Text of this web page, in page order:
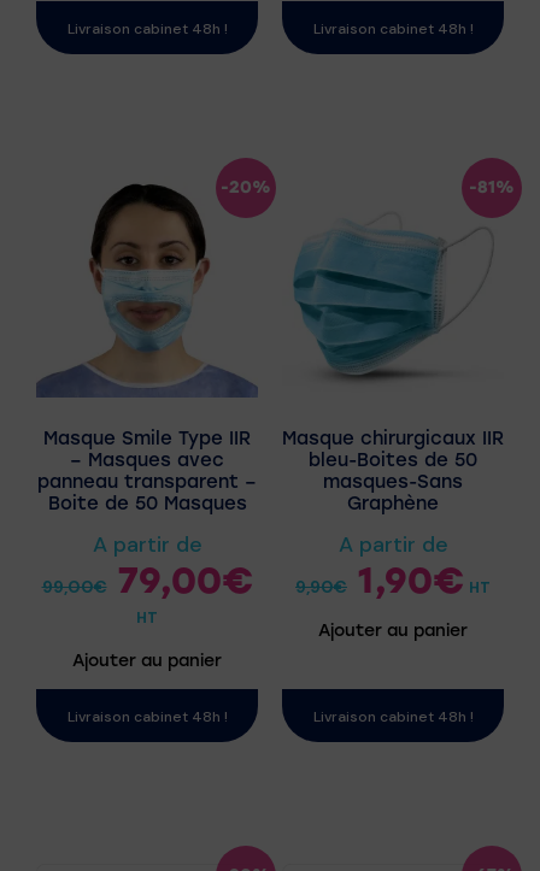
Livraison cabinet 48h ! Livraison cabinet 48h !
-20%
Masque Smile Type IIR
– Masques avec
panneau transparent –
Boite de 50 Masques
A partir de
99,00€ 79,00€
HT
Ajouter au panier
Livraison cabinet 48h !
-81%
Masque chirurgicaux IIR
bleu-Boites de 50
masques-Sans
Graphène
A partir de
9,90€ 1,90€ HT
Ajouter au panier
Livraison cabinet 48h !